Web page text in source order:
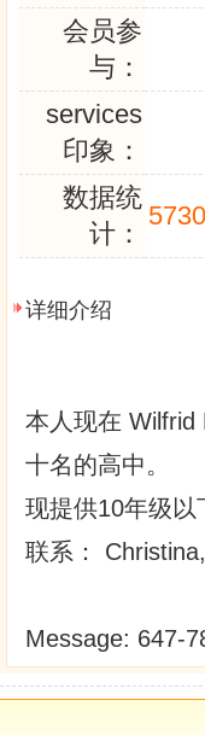
会员参
与：
services
印象：
数据统
计：
5730
详细介绍
本人现在 Wilfrid
十名的高中。
现提供10年级以
联系：
Message: 647-